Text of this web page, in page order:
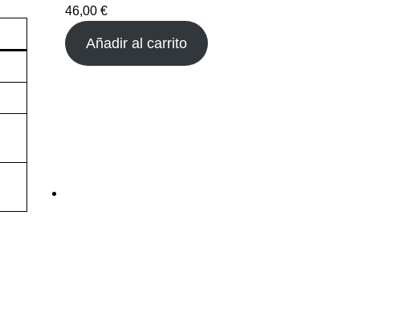
46,00 €
Añadir al carrito